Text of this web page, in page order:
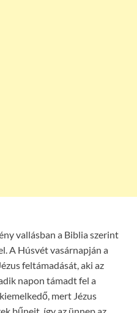
vallásban a Biblia szerint
A Húsvét vasárnapján a
feltámadását, aki az
napon támadt fel a
mert Jézus